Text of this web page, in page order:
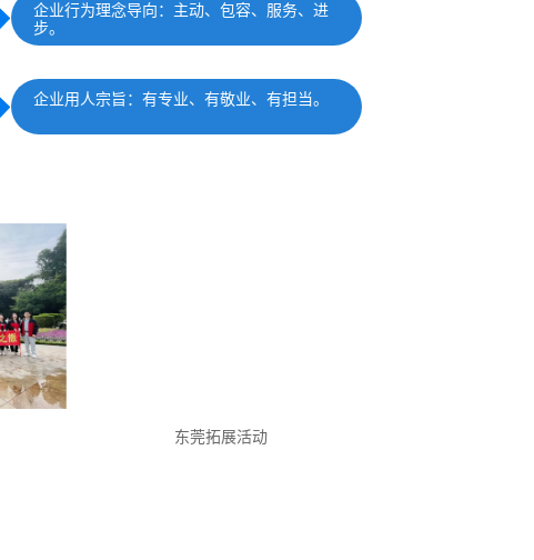
企业行为理念导向：主动、包容、服务、进
步。
企业用人宗旨：有专业、有敬业、有担当。
东莞拓展活动